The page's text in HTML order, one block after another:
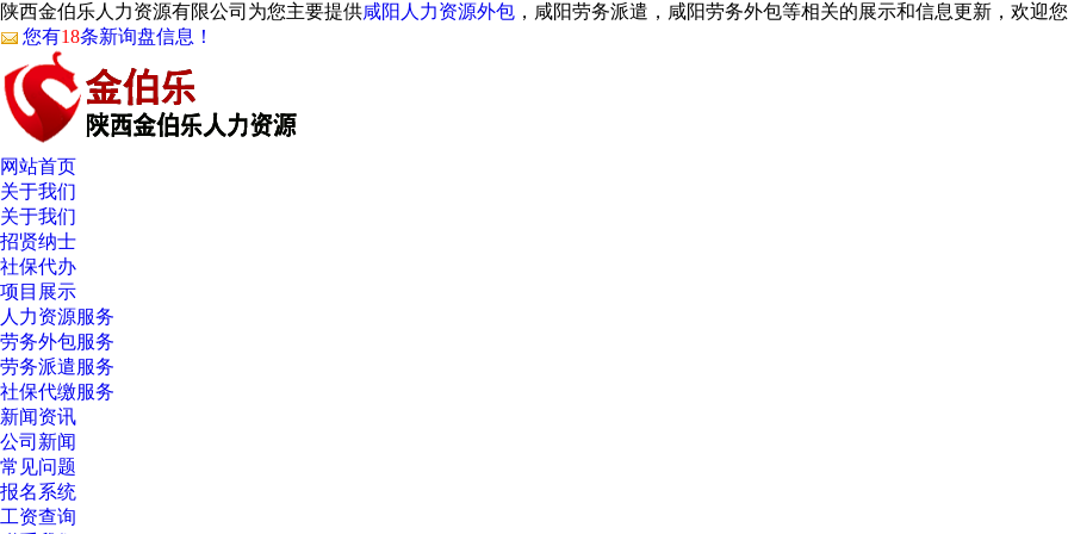
陕西金伯乐人力资源有限公司为您主要提供咸阳人力资源外包 ，咸阳劳务派遣，咸阳劳务外包等相关的展示和信息更新，欢迎
您有18条新询盘信息！
网站首页
关于我们
关于我们
招贤纳士
社保代办
项目展示
人力资源服务
劳务外包服务
劳务派遣服务
社保代缴服务
新闻资讯
公司新闻
常见问题
报名系统
工资查询